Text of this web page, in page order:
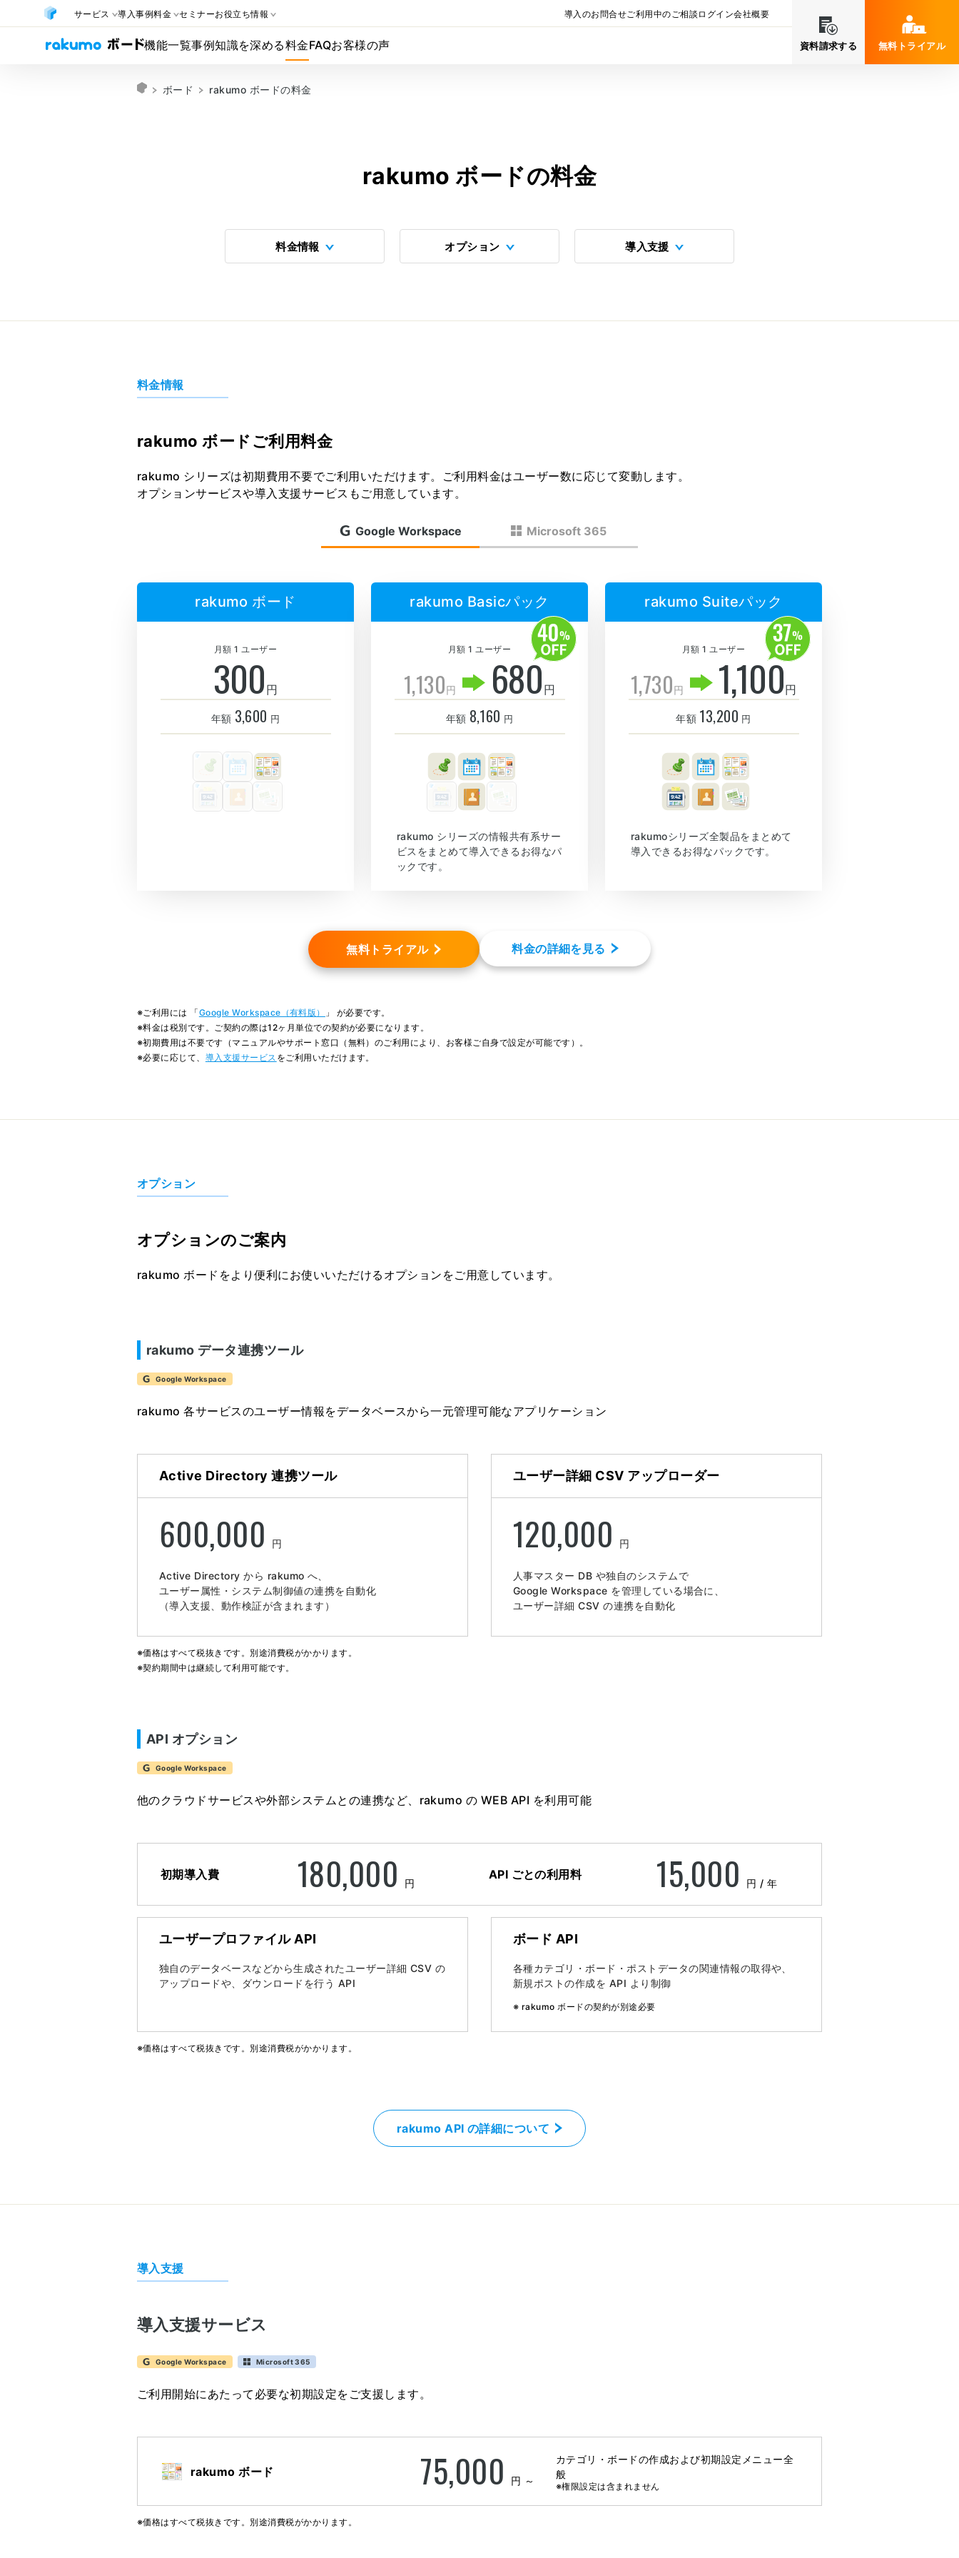
機能一覧事例知識を深める料金FAQお客様の声
サービス 導入事例料金 セミナーお役立ち情報 導入のお問合せご利用中のご相談 ログイン会社概要
資料請求する 無料トライアル
ボード rakumo ボードの料金
rakumo ボードの料金
料金情報 オプション 導入支援
料金情報
rakumo ボードご利用料金
rakumo シリーズは初期費用不要でご利用いただけます。ご利用料金はユーザー数に応じて変動します。
オプションサービスや導入支援サービスもご用意しています。
Google Workspace Microsoft 365
rakumo ボード
月額 1 ユーザー
300 円
年額 3,600 円
rakumo Basicパック
月額 1 ユーザー
1,130円 680円
年額 8,160 円
rakumo シリーズの情報共有系サー
ビスをまとめて導入できるお得なパ
ックです。
rakumo Suiteパック
月額 1 ユーザー
1,730円 1,100円
年額 13,200 円
rakumoシリーズ全製品をまとめて
導入できるお得なパックです。
無料トライアル 料金の詳細を見る
※ご利用には 「Google Workspace（有料版）
」 が必要です。
※料金は税別です。ご契約の際は12ヶ月単位での契約が必要になります。
※初期費用は不要です（マニュアルやサポート窓口（無料）のご利用により、お客様ご自身で設定が可能です）。
※必要に応じて、 導入支援サービス をご利用いただけます。
オプション
オプションのご案内
rakumo ボードをより便利にお使いいただけるオプションをご用意しています。
rakumo データ連携ツール
Google Workspace
rakumo 各サービスのユーザー情報をデータベースから一元管理可能なアプリケーション
Active Directory 連携ツール
600,000 円
Active Directory から rakumo へ、
ユーザー属性・システム制御値の連携を自動化
（導入支援、動作検証が含まれます）
ユーザー詳細 CSV アップローダー
120,000 円
人事マスター DB や独自のシステムで
Google Workspace を管理している場合に、
ユーザー詳細 CSV の連携を自動化
※価格はすべて税抜きです。別途消費税がかかります。
※契約期間中は継続して利用可能です。
API オプション
Google Workspace
他のクラウドサービスや外部システムとの連携など、rakumo の WEB API を利用可能
初期導入費 180,000 円
API ごとの利用料 15,000 円 / 年
ユーザープロファイル API
独自のデータベースなどから生成されたユーザー詳細 CSV の
アップロードや、ダウンロードを行う API
ボード API
各種カテゴリ・ボード・ポストデータの関連情報の取得や、
新規ポストの作成を API より制御
※ rakumo ボードの契約が別途必要
※価格はすべて税抜きです。別途消費税がかかります。
rakumo API の詳細について
導入支援
導入支援サービス
Google Workspace Microsoft 365
ご利用開始にあたって必要な初期設定をご支援します。
rakumo ボード 75,000 円 ～
カテゴリ・ボードの作成および初期設定メニュー全
般
※権限設定は含まれません
※価格はすべて税抜きです。別途消費税がかかります。